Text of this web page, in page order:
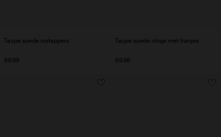
Taupe suède instappers
89.99
Taupe suède clogs met franjes
89.99